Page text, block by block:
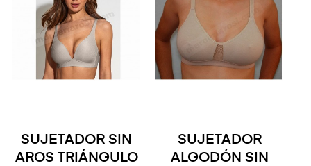
SUJETADOR SIN
AROS TRIÁNGULO
SUJETADOR
ALGODÓN SIN